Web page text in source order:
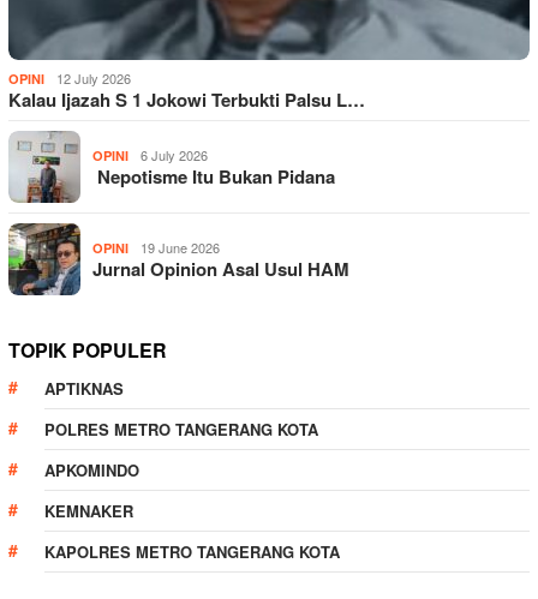
OPINI 12 July 2026
Kalau Ijazah S 1 Jokowi Terbukti Palsu L…
OPINI 6 July 2026
Nepotisme Itu Bukan Pidana
OPINI 19 June 2026
Jurnal Opinion Asal Usul HAM
TOPIK POPULER
APTIKNAS
POLRES METRO TANGERANG KOTA
APKOMINDO
KEMNAKER
KAPOLRES METRO TANGERANG KOTA